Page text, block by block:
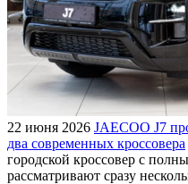
22 июня 2026 JAECOO J7
два современных кроссовера
городской кроссовер с
рассматривают сразу